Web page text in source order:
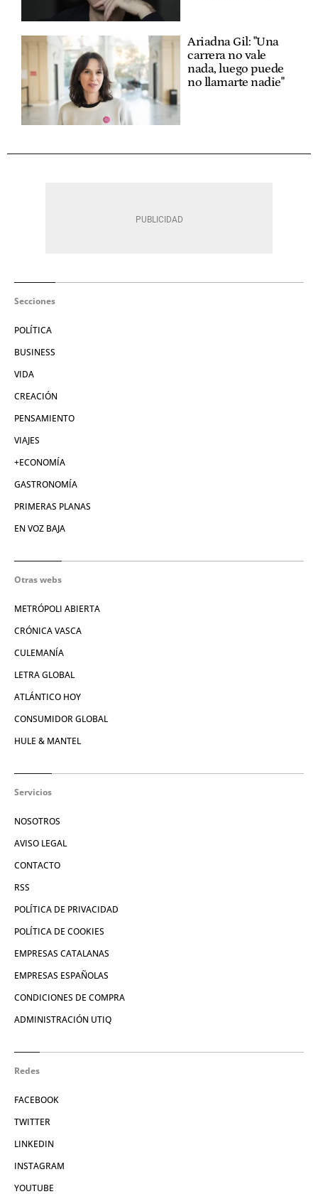
Ariadna Gil: "Una
carrera no vale
nada, luego puede
no llamarte nadie"
Secciones
POLÍTICA
BUSINESS
VIDA
CREACIÓN
PENSAMIENTO
VIAJES
+ECONOMÍA
GASTRONOMÍA
PRIMERAS PLANAS
EN VOZ BAJA
Otras webs
METRÓPOLI ABIERTA
CRÓNICA VASCA
CULEMANÍA
LETRA GLOBAL
ATLÁNTICO HOY
CONSUMIDOR GLOBAL
HULE & MANTEL
Servicios
NOSOTROS
AVISO LEGAL
CONTACTO
RSS
POLÍTICA DE PRIVACIDAD
POLÍTICA DE COOKIES
EMPRESAS CATALANAS
EMPRESAS ESPAÑOLAS
CONDICIONES DE COMPRA
ADMINISTRACIÓN UTIQ
Redes
FACEBOOK
TWITTER
LINKEDIN
INSTAGRAM
YOUTUBE